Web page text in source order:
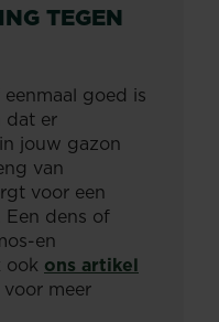
TEGEN
goed is
dat er
jouw gazon
van
voor een
dens of
en
ook ons artikel
voor meer